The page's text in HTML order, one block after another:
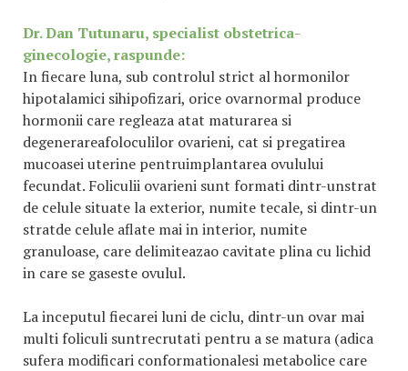
Dr. Dan Tutunaru, specialist obstetrica-
ginecologie, raspunde:
In fiecare luna, sub controlul strict al hormonilor
hipotalamici sihipofizari, orice ovarnormal produce
hormonii care regleaza atat maturarea si
degenerareafoloculilor ovarieni, cat si pregatirea
mucoasei uterine pentruimplantarea ovulului
fecundat. Foliculii ovarieni sunt formati dintr-unstrat
de celule situate la exterior, numite tecale, si dintr-un
stratde celule aflate mai in interior, numite
granuloase, care delimiteazao cavitate plina cu lichid
in care se gaseste ovulul.
La inceputul fiecarei luni de ciclu, dintr-un ovar mai
multi foliculi suntrecrutati pentru a se matura (adica
sufera modificari conformationalesi metabolice care